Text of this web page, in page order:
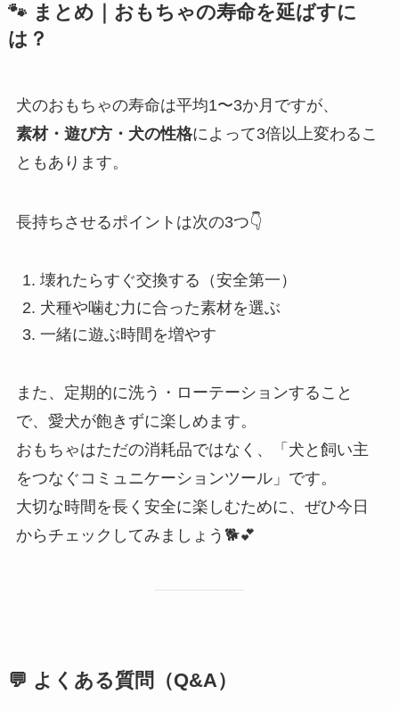
🐾 まとめ｜おもちゃの寿命を延ばすに
は？
犬のおもちゃの寿命は平均1〜3か月ですが、
素材・遊び方・犬の性格によって3倍以上変わるこ
ともあります。
長持ちさせるポイントは次の3つ👇
壊れたらすぐ交換する（安全第一）
犬種や噛む力に合った素材を選ぶ
一緒に遊ぶ時間を増やす
また、定期的に洗う・ローテーションすること
で、愛犬が飽きずに楽しめます。
おもちゃはただの消耗品ではなく、「犬と飼い主
をつなぐコミュニケーションツール」です。
大切な時間を長く安全に楽しむために、ぜひ今日
からチェックしてみましょう🐕💕
💬 よくある質問（Q&A）